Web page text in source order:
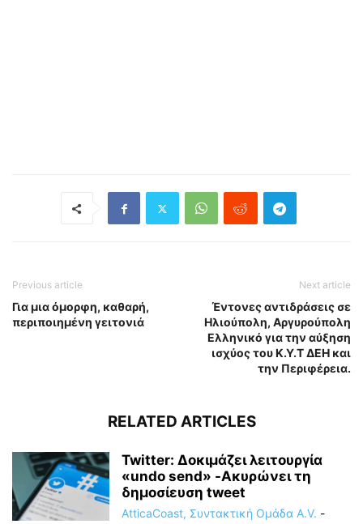
Previous article
Για μια όμορφη, καθαρή,
περιποιημένη γειτονιά
Next article
Έντονες αντιδράσεις σε
Ηλιούπολη, Αργυρούπολη
Ελληνικό για την αύξηση
ισχύος του Κ.Υ.Τ ΔΕΗ και
την Περιφέρεια.
RELATED ARTICLES
Twitter: Δοκιμάζει λειτουργία
«undo send» -Ακυρώνει τη
δημοσίευση tweet
AtticaCoast, Συντακτική Ομάδα A.V. -